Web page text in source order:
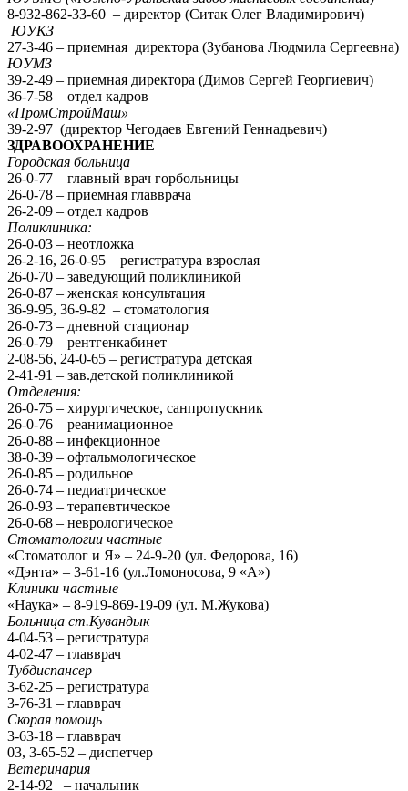
8-932-862-33-60 – директор (Ситак Олег Владимирович)
ЮУКЗ
27-3-46 – приемная директора (Зубанова Людмила Сергеевна)
ЮУМЗ
39-2-49 – приемная директора (Димов Сергей Георгиевич)
36-7-58 – отдел кадров
«ПромСтройМаш»
39-2-97 (директор Чегодаев Евгений Геннадьевич)
ЗДРАВООХРАНЕНИЕ
Городская больница
26-0-77 – главный врач горбольницы
26-0-78 – приемная главврача
26-2-09 – отдел кадров
Поликлиника:
26-0-03 – неотложка
26-2-16, 26-0-95 – регистратура взрослая
26-0-70 – заведующий поликлиникой
26-0-87 – женская консультация
36-9-95, 36-9-82 – стоматология
26-0-73 – дневной стационар
26-0-79 – рентгенкабинет
2-08-56, 24-0-65 – регистратура детская
2-41-91 – зав.детской поликлиникой
Отделения:
26-0-75 – хирургическое, санпропускник
26-0-76 – реанимационное
26-0-88 – инфекционное
38-0-39 – офтальмологическое
26-0-85 – родильное
26-0-74 – педиатрическое
26-0-93 – терапевтическое
26-0-68 – неврологическое
Стоматологии частные
«Стоматолог и Я» – 24-9-20 (ул. Федорова, 16)
«Дэнта» – 3-61-16 (ул.Ломоносова, 9 «А»)
Клиники частные
«Наука» – 8-919-869-19-09 (ул. М.Жукова)
Больница ст.Кувандык
4-04-53 – регистратура
4-02-47 – главврач
Тубдиспансер
3-62-25 – регистратура
3-76-31 – главврач
Скорая помощь
3-63-18 – главврач
03, 3-65-52 – диспетчер
Ветеринария
2-14-92 – начальник